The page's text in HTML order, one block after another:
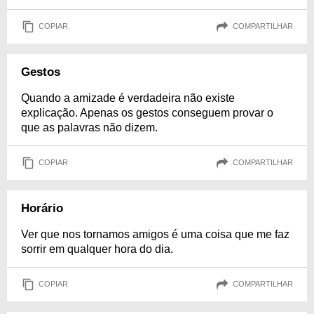
COPIAR COMPARTILHAR
Gestos
Quando a amizade é verdadeira não existe
explicação. Apenas os gestos conseguem provar o
que as palavras não dizem.
COPIAR COMPARTILHAR
Horário
Ver que nos tornamos amigos é uma coisa que me faz
sorrir em qualquer hora do dia.
COPIAR COMPARTILHAR